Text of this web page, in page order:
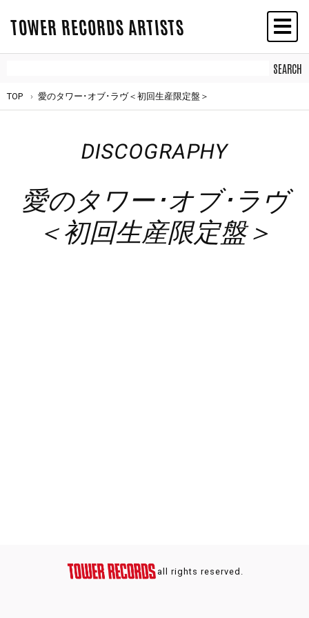
TOWER RECORDS ARTISTS
TOP 愛のタワー･オブ･ラヴ＜初回生産限定盤＞
DISCOGRAPHY
愛のタワー･オブ･ラヴ
＜初回生産限定盤＞
all rights reserved.